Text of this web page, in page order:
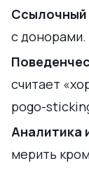
с донорами.
считает
pogo-
Аналитика
мерить